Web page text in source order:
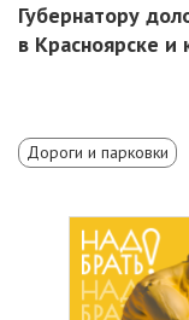
Губернатору
в Красноярске и
Дороги и парковки